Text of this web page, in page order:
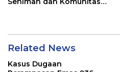
Related News
Kasus Dugaan